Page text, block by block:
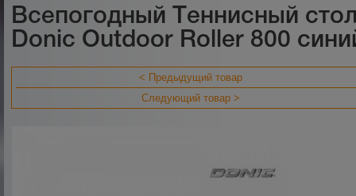
Всепогодный Теннисный
Donic Outdoor Roller 800
< Предыдущий товар
Следующий товар >